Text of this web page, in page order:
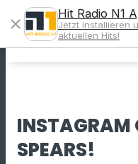
INSTAGRAM
SPEARS!
close
Hit Radio N1
Jetzt installieren
aktuellen Hits!